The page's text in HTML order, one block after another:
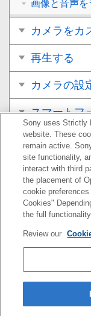
画像と音声を
カメラをカ
再生する
カメラの設
スマートフ
パソコンで
クラウドサ
資料
故障かな？
お使いのカメラ
は下記URLのヘ
https://
Sony uses Strictly
website. These
remain active.
site functionality,
interact with third
the placement of
cookie
Cookies"
the full
Review our